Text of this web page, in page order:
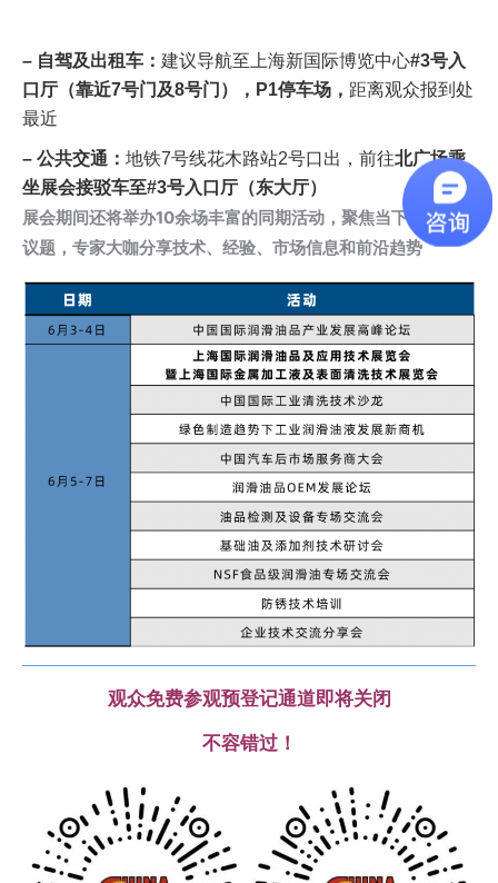
– 自驾及出租车： 建议导航至上海新国际博览中心#3号入
口厅（靠近7号门及8号门），P1停车场， 距离观众报到处
最近
– 公共交通： 地铁7号线花木路站2号口出，前往北广场乘
坐展会接驳车至#3号入口厅（东大厅）
展会期间还将举办10余场丰富的同期活动，聚焦当下行业最热
议题，专家大咖分享技术、经验、市场信息和前沿趋势
观众免费参观预登记通道即将关闭
不容错过！